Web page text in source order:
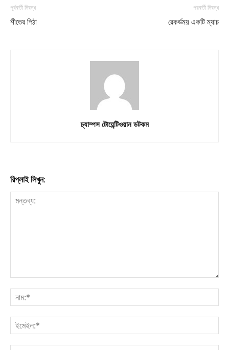
পূর্ববর্তী নিবন্ধ
শীতের পিঠা
পরবর্তী নিবন্ধ
রেকর্ডময় একটি ম্যাচ
চ্যাম্পস টোয়েন্টিওয়ান ডটকম
রিপ্লাই লিখুন: